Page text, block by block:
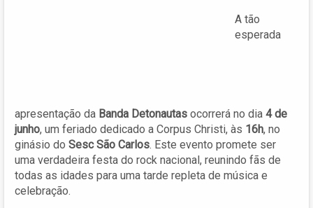
A tão
esperada
apresentação da Banda Detonautas ocorrerá no dia 4 de
junho, um feriado dedicado a Corpus Christi, às 16h, no
ginásio do Sesc São Carlos. Este evento promete ser
uma verdadeira festa do rock nacional, reunindo fãs de
todas as idades para uma tarde repleta de música e
celebração.